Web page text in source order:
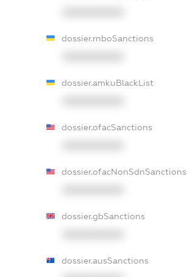
dossier.rnboSanctions
dossier.amkuBlackList
dossier.ofacSanctions
dossier.ofacNonSdnSanctions
dossier.gbSanctions
dossier.ausSanctions